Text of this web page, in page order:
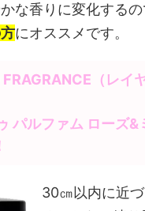
な香りに変化するの
にオススメです。
FRAGRANCE（レイ
パルファム ローズ&
30㎝以内に近